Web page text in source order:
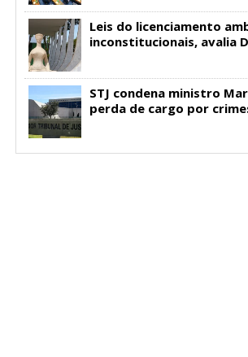
Leis do licenciamento
inconstitucionais, avalia
STJ condena ministro
perda de cargo por